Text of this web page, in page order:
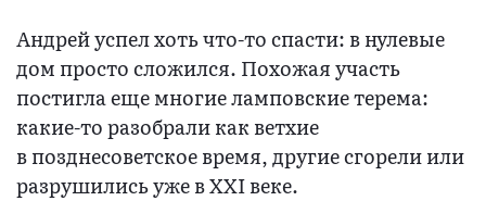
Андрей успел хоть что-то спасти: в нулевые
дом просто сложился. Похожая участь
постигла еще многие ламповские терема:
какие-то разобрали как ветхие
в позднесоветское время, другие сгорели или
разрушились уже в XXI веке.